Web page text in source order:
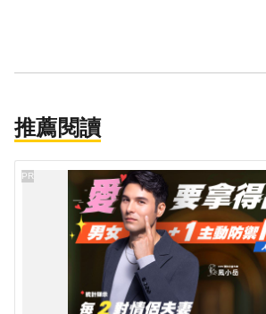
推薦閱讀
PR